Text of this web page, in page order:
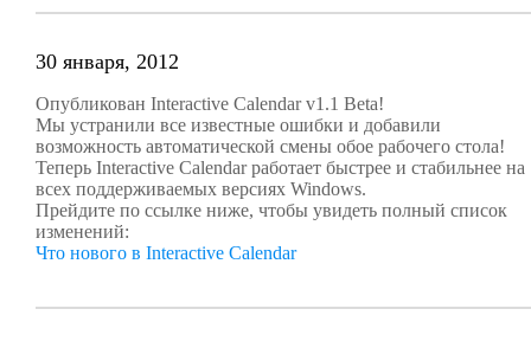
30 января, 2012
Опубликован Interactive Calendar v1.1 Beta!
Мы устранили все известные ошибки и добавили
возможность автоматической смены обое рабочего стола!
Теперь Interactive Calendar работает быстрее и стабильнее на
всех поддерживаемых версиях Windows.
Прейдите по ссылке ниже, чтобы увидеть полный список
изменений:
Что нового в Interactive Calendar